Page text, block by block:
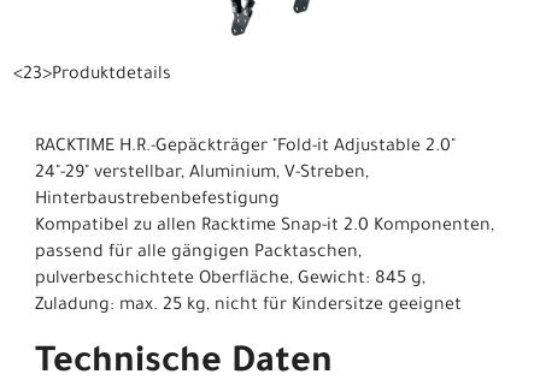
<23>Produktdetails
RACKTIME H.R.-Gepäckträger "Fold-it Adjustable 2.0"
24"-29" verstellbar, Aluminium, V-Streben,
Hinterbaustrebenbefestigung
Kompatibel zu allen Racktime Snap-it 2.0 Komponenten,
passend für alle gängigen Packtaschen,
pulverbeschichtete Oberfläche, Gewicht: 845 g,
Zuladung: max. 25 kg, nicht für Kindersitze geeignet
Technische Daten